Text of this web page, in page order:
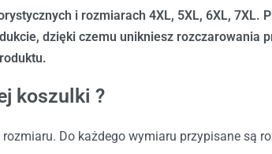
i rozmiarach 4XL, 5XL, 6XL, 7XL.
dzięki czemu unikniesz rozczarowania
koszulki ?
Do każdego wymiaru przypisane są